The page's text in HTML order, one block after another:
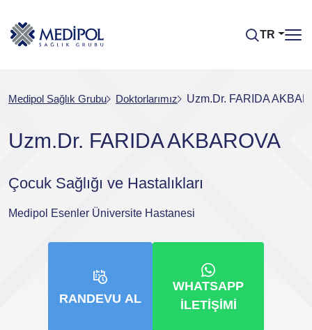
TR
Medipol Sağlık Grubu Doktorlarımız Uzm.Dr. FARIDA
Uzm.Dr. FARIDA AKBAROVA
Çocuk Sağlığı ve Hastalıkları
Medipol Esenler Üniversite Hastanesi
RANDEVU AL
WHATSAPP
İLETIŞIMI